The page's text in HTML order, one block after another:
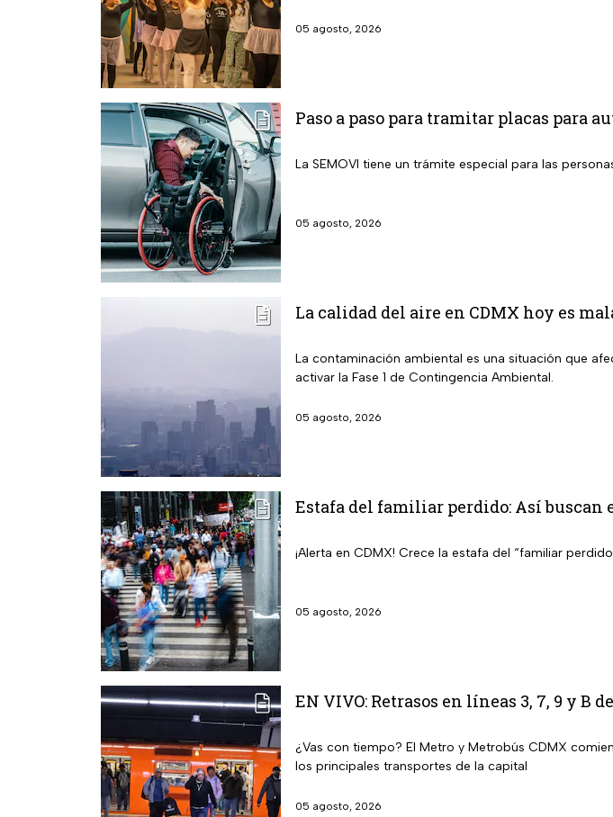
05 agosto, 2026
Paso a paso para tramitar placas para
La SEMOVI tiene un trámite especial para las
05 agosto, 2026
La calidad del aire en CDMX hoy es
La contaminación ambiental es una situación que
activar la Fase 1 de Contingencia Ambiental.
05 agosto, 2026
Estafa del familiar perdido: Así
¡Alerta en CDMX! Crece la estafa del “familiar
05 agosto, 2026
EN VIVO: Retrasos en líneas 3, 7, 9 y B
¿Vas con tiempo? El Metro y Metrobús CDMX
los principales transportes de la capital
05 agosto, 2026